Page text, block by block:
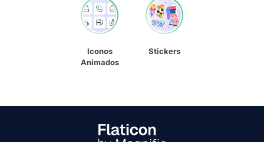
Iconos
Animados
Stickers